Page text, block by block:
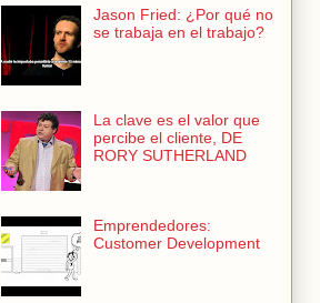
Jason Fried: ¿Por qué no
se trabaja en el trabajo?
La clave es el valor que
percibe el cliente, DE
RORY SUTHERLAND
Emprendedores:
Customer Development